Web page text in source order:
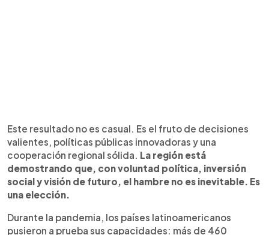
Este resultado no es casual. Es el fruto de decisiones
valientes, políticas públicas innovadoras y una
cooperación regional sólida. La región está
demostrando que, con voluntad política, inversión
social y visión de futuro, el hambre no es inevitable. Es
una elección.
Durante la pandemia, los países latinoamericanos
pusieron a prueba sus capacidades: más de 460